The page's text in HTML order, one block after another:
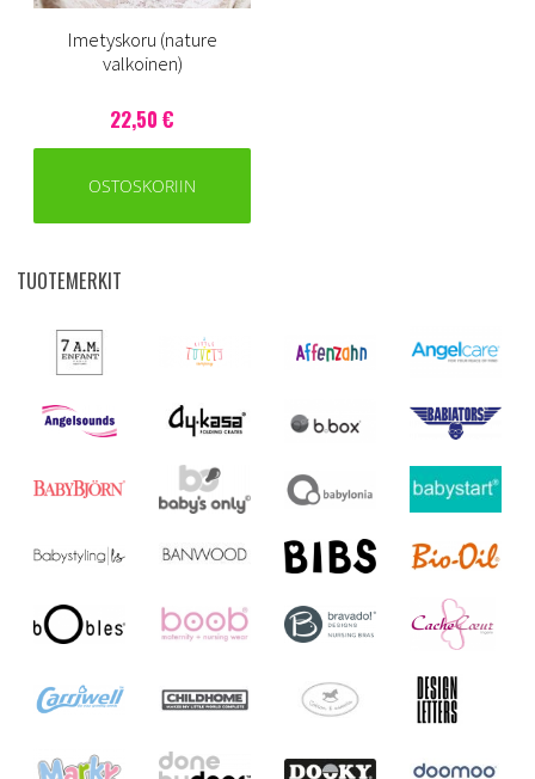
Imetyskoru (nature
valkoinen)
22,50 €
OSTOSKORIIN
TUOTEMERKIT